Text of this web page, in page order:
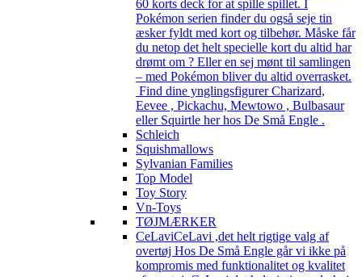
60 korts deck for at spille spillet. I
Pokémon serien finder du også seje tin
æsker fyldt med kort og tilbehør. Måske får
du netop det helt specielle kort du altid har
drømt om ? Eller en sej mønt til samlingen
– med Pokémon bliver du altid overrasket.
Find dine ynglingsfigurer Charizard,
Eevee , Pickachu, Mewtowo , Bulbasaur
eller Squirtle her hos De Små Engle .
Schleich
Squishmallows
Sylvanian Families
Top Model
Toy Story
Vn-Toys
TØJMÆRKER
CeLaviCeLavi ,det helt rigtige valg af
overtøj Hos De Små Engle går vi ikke på
kompromis med funktionalitet og kvalitet